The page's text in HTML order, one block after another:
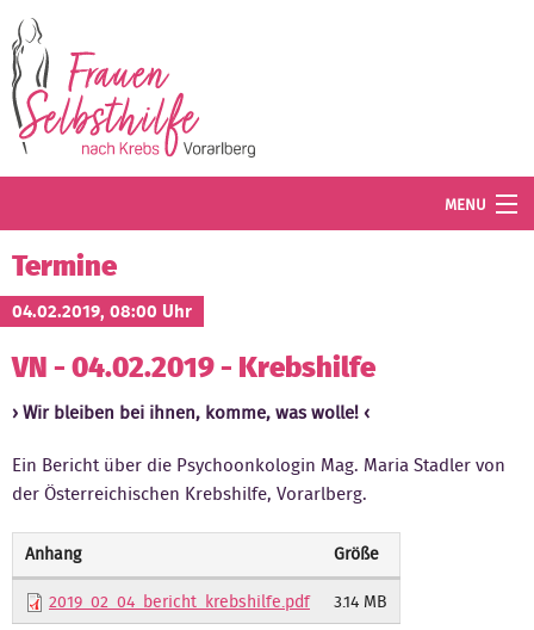
MENU
Termine
Blog
Angebot
Wissenswertes
Der Verein
Kontakt
Termine
04.02.2019, 08:00 Uhr
VN - 04.02.2019 - Krebshilfe
Wir bleiben bei ihnen, komme, was wolle!
Ein Bericht über die Psychoonkologin Mag. Maria Stadler von
der Österreichischen Krebshilfe, Vorarlberg.
Anhang
Größe
2019_02_04_bericht_krebshilfe.pdf
3.14 MB